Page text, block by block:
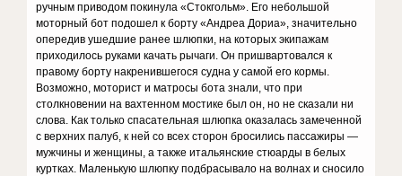
ручным приводом покинула «Стокгольм». Его небольшой
моторный бот подошел к борту «Андреа Дориа», значительно
опередив ушедшие ранее шлюпки, на которых экипажам
приходилось руками качать рычаги. Он пришвартовался к
правому борту накренившегося судна у самой его кормы.
Возможно, моторист и матросы бота знали, что при
столкновении на вахтенном мостике был он, но не сказали ни
слова. Как только спасательная шлюпка оказалась замеченной
с верхних палуб, к ней со всех сторон бросились пассажиры —
мужчины и женщины, а также итальянские стюарды в белых
куртках. Маленькую шлюпку подбрасывало на волнах и сносило